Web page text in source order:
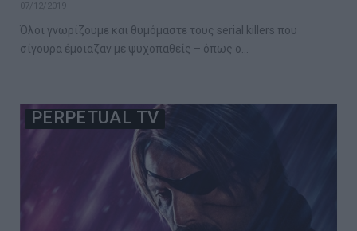
07/12/2019
Όλοι γνωρίζουμε και θυμόμαστε τους serial killers που
σίγουρα έμοιαζαν με ψυχοπαθείς – όπως ο…
PERPETUAL TV